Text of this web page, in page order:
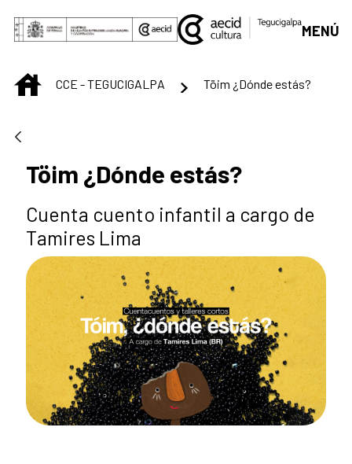
Saltar al contenido principal
MENÚ
INICIOCCE - TEGUCIGALPA Töim ¿Dónde estás?
Töim ¿Dónde estás?
Cuenta cuento infantil a cargo de
Tamires Lima